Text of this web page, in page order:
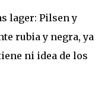
lager: Pilsen y
rubia y negra, ya
ni idea de los